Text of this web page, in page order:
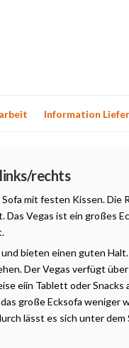
Information
rechts
mit festen Kissen. Die
Vegas ist ein großes
bieten einen guten Halt.
Der Vegas verfügt
eiin Tablett oder Snacks
große Ecksofa weniger
lässt es sich unter dem